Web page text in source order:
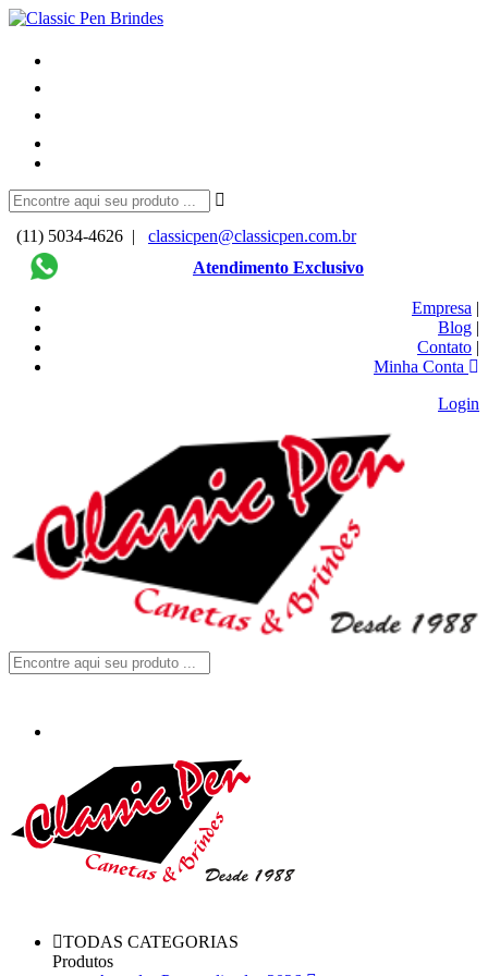
(11) 5034-4626 |
classicpen@classicpen.com.br
Atendimento Exclusivo
Empresa |
Blog |
Contato |
Minha Conta
Login
TODAS CATEGORIAS
Produtos